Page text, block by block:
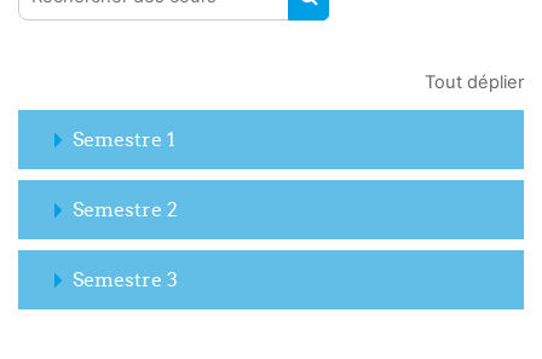
RECHERCHER DES
Tout déplier
Semestre 1
Semestre 2
Semestre 3